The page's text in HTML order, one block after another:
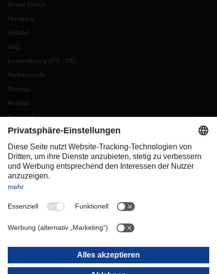
Great Britain
Hungary
Ireland
Italy
Luxembourg (FR DE)
Netherlands
Norway
Poland
Portugal
Romania
Slovakia
Spain
Sweden
Switzerland
OCEANIA